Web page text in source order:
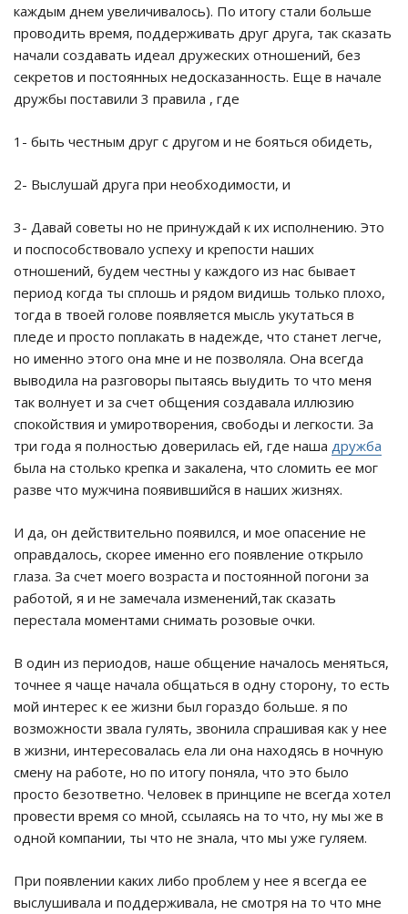
каждым днем увеличивалось). По итогу стали больше
проводить время, поддерживать друг друга, так сказать
начали создавать идеал дружеских отношений, без
секретов и постоянных недосказанность. Еще в начале
дружбы поставили 3 правила , где
1- быть честным друг с другом и не бояться обидеть,
2- Выслушай друга при необходимости, и
3- Давай советы но не принуждай к их исполнению. Это
и поспособствовало успеху и крепости наших
отношений, будем честны у каждого из нас бывает
период когда ты сплошь и рядом видишь только плохо,
тогда в твоей голове появляется мысль укутаться в
пледе и просто поплакать в надежде, что станет легче,
но именно этого она мне и не позволяла. Она всегда
выводила на разговоры пытаясь выудить то что меня
так волнует и за счет общения создавала иллюзию
спокойствия и умиротворения, свободы и легкости. За
три года я полностью доверилась ей, где наша дружба
была на столько крепка и закалена, что сломить ее мог
разве что мужчина появившийся в наших жизнях.
И да, он действительно появился, и мое опасение не
оправдалось, скорее именно его появление открыло
глаза. За счет моего возраста и постоянной погони за
работой, я и не замечала изменений,так сказать
перестала моментами снимать розовые очки.
В один из периодов, наше общение началось меняться,
точнее я чаще начала общаться в одну сторону, то есть
мой интерес к ее жизни был гораздо больше. я по
возможности звала гулять, звонила спрашивая как у нее
в жизни, интересовалась ела ли она находясь в ночную
смену на работе, но по итогу поняла, что это было
просто безответно. Человек в принципе не всегда хотел
провести время со мной, ссылаясь на то что, ну мы же в
одной компании, ты что не знала, что мы уже гуляем.
При появлении каких либо проблем у нее я всегда ее
выслушивала и поддерживала, не смотря на то что мне